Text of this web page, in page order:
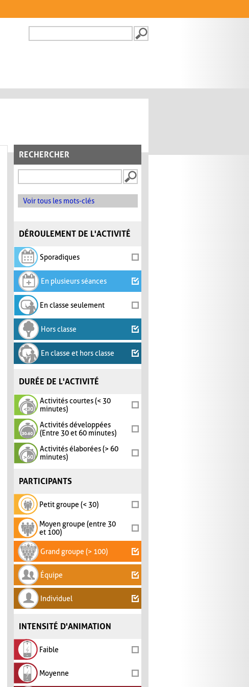
FORMULAIRE DE
RECHERCHER
Voir tous les mots-clés
DÉROULEMENT DE L'ACTIVITÉ
Sporadiques
En plusieurs séances
En classe seulement
Hors classe
En classe et hors classe
DURÉE DE L'ACTIVITÉ
Activités courtes (< 30
minutes)
Activités développées
(Entre 30 et 60 minutes)
Activités élaborées (> 60
minutes)
PARTICIPANTS
Petit groupe (< 30)
Moyen groupe (entre 30
et 100)
Grand groupe (> 100)
Équipe
Individuel
INTENSITÉ D'ANIMATION
Faible
Moyenne